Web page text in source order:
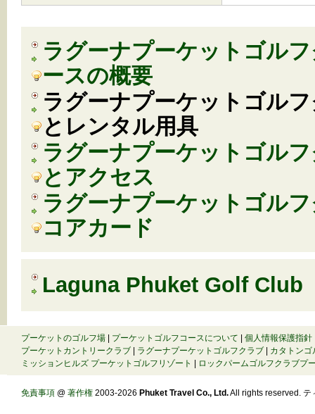
ラグーナプーケットゴル
ースの概要
ラグーナプーケットゴル
とレンタル用具
ラグーナプーケットゴル
とアクセス
ラグーナプーケットゴル
コアカード
Laguna Phuket Golf Club
プーケットのゴルフ場 プーケットゴルフコースについて 個人情報保護指針
プーケットカントリークラブ
ラグーナプーケットゴルフクラブ
カタトンゴ
ミッションヒルズ プーケットゴルフリゾート
ロックパームゴルフクラブプ
免責事項 @ 著作権 2003-2026 Phuket Travel Co., Ltd.All rights reserved. テ